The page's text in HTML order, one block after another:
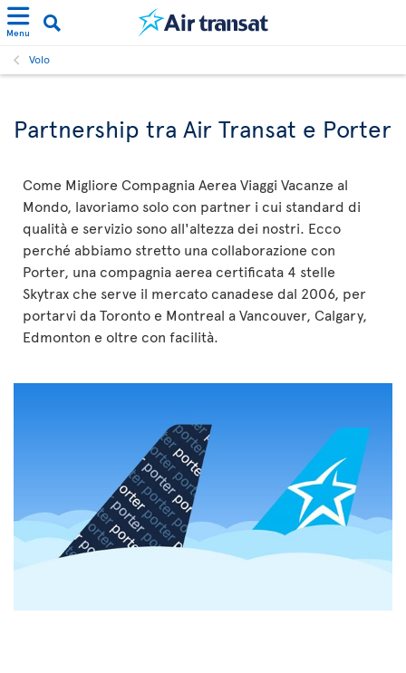
Menu
Volo
Partnership tra Air Transat e Porter
Come Migliore Compagnia Aerea Viaggi Vacanze al
Mondo, lavoriamo solo con partner i cui standard di
qualità e servizio sono all'altezza dei nostri. Ecco
perché abbiamo stretto una collaborazione con
Porter, una compagnia aerea certificata 4 stelle
Skytrax che serve il mercato canadese dal 2006, per
portarvi da Toronto e Montreal a Vancouver, Calgary,
Edmonton e oltre con facilità.